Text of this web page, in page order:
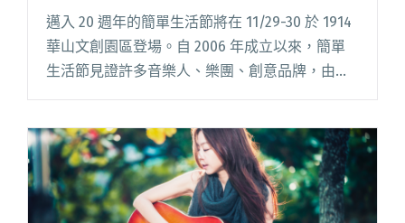
全陣容、場域圖、時間表公開
邁入 20 週年的簡單生活節將在 11/29-30 於 1914
華山文創園區登場。自 2006 年成立以來，簡單
生活節見證許多音樂人、樂團、創意品牌，由小
舞台和小攤位慢慢走進大眾的生活中，傳遞不同
閱讀全文 "《2025 Simple Life簡單生活節》
11/29、30華山文創園區登場！20週年全陣容、場
域圖、時間表公開"